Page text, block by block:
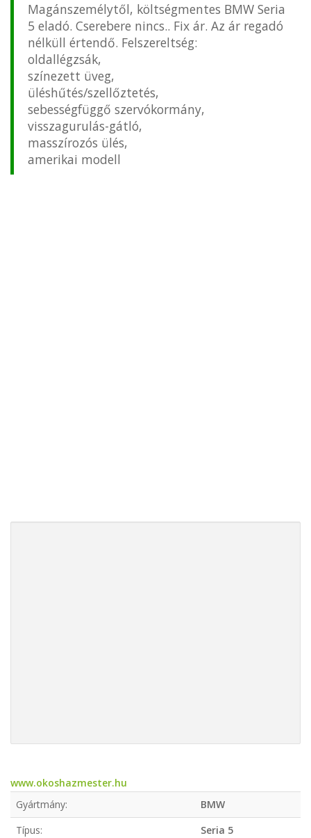
Magánszemélytől, költségmentes BMW Seria
5 eladó. Cserebere nincs.. Fix ár. Az ár regadó
nélküll értendő. Felszereltség:
oldallégzsák,
színezett üveg,
üléshűtés/szellőztetés,
sebességfüggő szervókormány,
visszagurulás-gátló,
masszírozós ülés,
amerikai modell
www.okoshazmester.hu
Gyártmány:
BMW
Típus:
Seria 5